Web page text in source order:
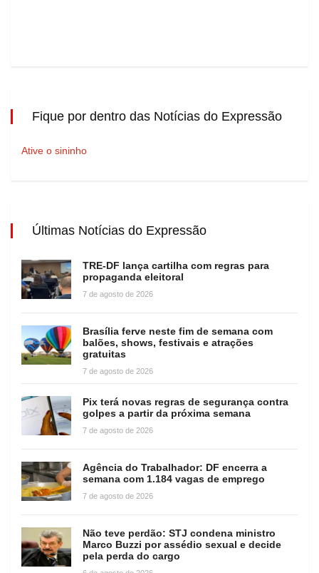
Fique por dentro das Notícias do Expressão
Ative o sininho
Últimas Notícias do Expressão
TRE-DF lança cartilha com regras para
propaganda eleitoral
7 de agosto de 2026
Brasília ferve neste fim de semana com
balões, shows, festivais e atrações
gratuitas
7 de agosto de 2026
Pix terá novas regras de segurança contra
golpes a partir da próxima semana
7 de agosto de 2026
Agência do Trabalhador: DF encerra a
semana com 1.184 vagas de emprego
7 de agosto de 2026
Não teve perdão: STJ condena ministro
Marco Buzzi por assédio sexual e decide
pela perda do cargo